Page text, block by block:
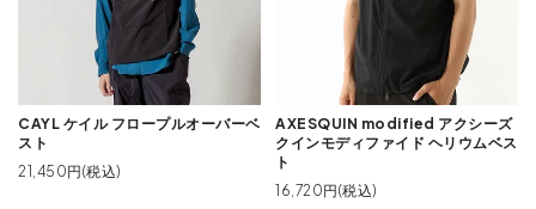
CAYL ケイル フロープルオーバーベ
スト
21,450円(税込)
AXESQUIN modified アクシーズ
クインモディファイド ヘリウムベス
ト
16,720円(税込)